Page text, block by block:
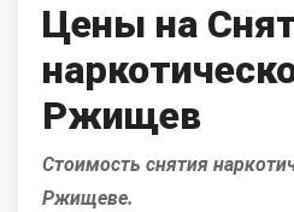
Цены на
Ржищев
Стоимость снятия
Ржищеве.